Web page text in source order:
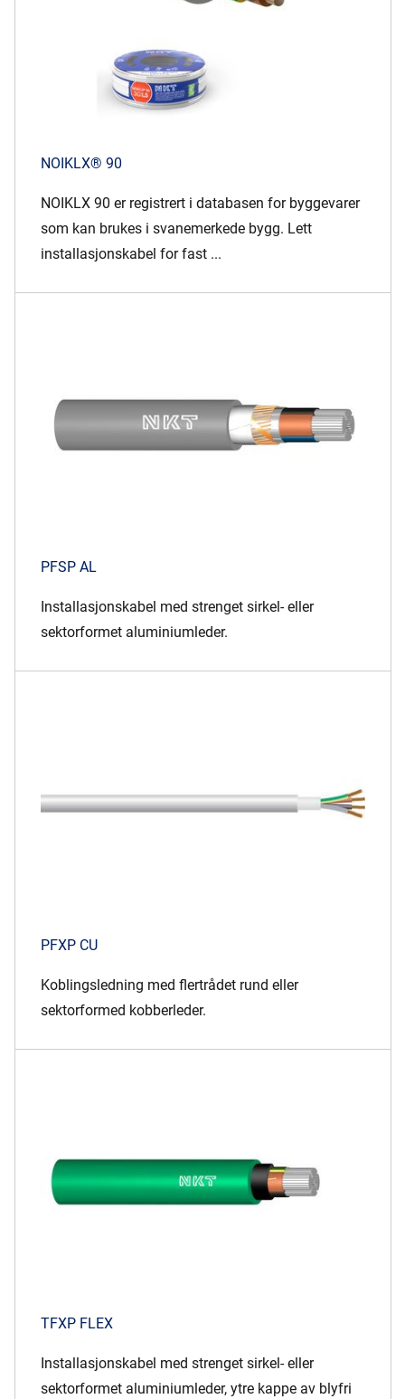
NOIKLX® 90
NOIKLX 90 er registrert i databasen for byggevarer
som kan brukes i svanemerkede bygg. Lett
installasjonskabel for fast ...
PFSP AL
Installasjonskabel med strenget sirkel- eller
sektorformet aluminiumleder.
PFXP CU
Koblingsledning med flertrådet rund eller
sektorformed kobberleder.
TFXP FLEX
Installasjonskabel med strenget sirkel- eller
sektorformet aluminiumleder, ytre kappe av blyfri